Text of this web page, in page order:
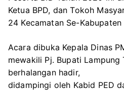
Ketua BPD, dan Tokoh
24 Kecamatan Se-
Acara dibuka Kepala Dinas
mewakili Pj. Bupati Lampung
berhalangan hadir,
didampingi oleh Kabid PED